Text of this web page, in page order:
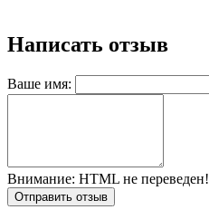
Написать отзыв
Ваше имя:
Внимание: HTML не переведен!
Отправить отзыв